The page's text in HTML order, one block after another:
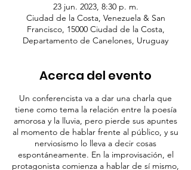
23 jun. 2023, 8:30 p. m.
Ciudad de la Costa, Venezuela & San
Francisco, 15000 Ciudad de la Costa,
Departamento de Canelones, Uruguay
Acerca del evento
Un conferencista va a dar una charla que
tiene como tema la relación entre la poesía
amorosa y la lluvia, pero pierde sus apuntes
al momento de hablar frente al público, y su
nerviosismo lo lleva a decir cosas
espontáneamente. En la improvisación, el
protagonista comienza a hablar de sí mismo,